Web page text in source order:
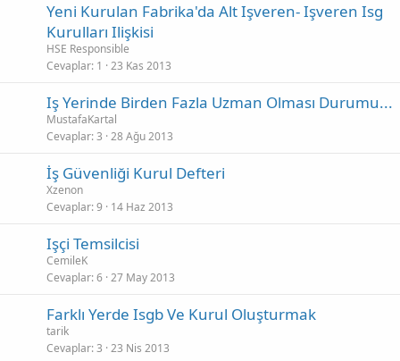
Yeni Kurulan Fabrika'da Alt Işveren- Işveren Isg
Kurulları Ilişkisi
HSE Responsible
Cevaplar 1 23 Kas 2013
Iş Yerinde Birden Fazla Uzman Olması Durumu...
MustafaKartal
Cevaplar 3 28 Ağu 2013
İş Güvenliği Kurul Defteri
Xzenon
Cevaplar 9 14 Haz 2013
Işçi Temsilcisi
CemileK
Cevaplar 6 27 May 2013
Farklı Yerde Isgb Ve Kurul Oluşturmak
tarik
Cevaplar 3 23 Nis 2013